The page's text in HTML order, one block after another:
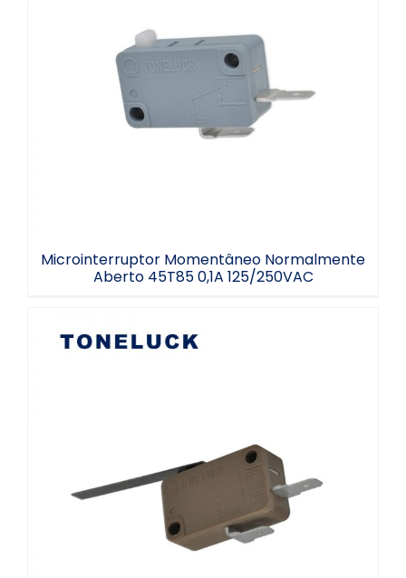
Microinterruptor Momentâneo
Normalmente Aberto 45T85 0,1A
125/250VAC
Microinterruptor Momentâneo Normalmente
Aberto 45T85 0,1A 125/250VAC
Microinterruptor de alta temperatura
T220 40T220 SPST NA 5A 125/250VAC